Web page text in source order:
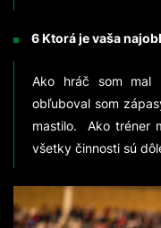
6 Ktorá je vaša
Ako hráč som
obľuboval som
mastilo. Ako tréner
všetky činnosti sú